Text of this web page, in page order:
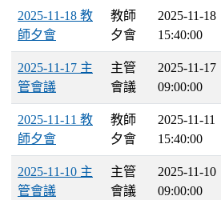
2025-11-18 教
師夕會
教師
夕會
2025-11-18
15:40:00
2025-11-17 主
管會議
主管
會議
2025-11-17
09:00:00
2025-11-11 教
師夕會
教師
夕會
2025-11-11
15:40:00
2025-11-10 主
管會議
主管
會議
2025-11-10
09:00:00